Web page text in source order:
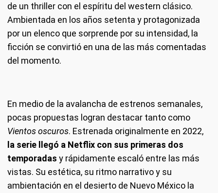
de un thriller con el espíritu del western clásico.
Ambientada en los años setenta y protagonizada
por un elenco que sorprende por su intensidad, la
ficción se convirtió en una de las más comentadas
del momento.
En medio de la avalancha de estrenos semanales,
pocas propuestas logran destacar tanto como
Vientos oscuros. Estrenada originalmente en 2022,
la serie llegó a Netflix con sus primeras dos
temporadas y rápidamente escaló entre las más
vistas. Su estética, su ritmo narrativo y su
ambientación en el desierto de Nuevo México la